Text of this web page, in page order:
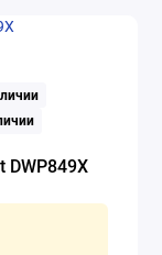
DWP849X